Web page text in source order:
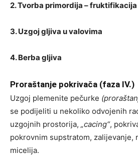
2. Tvorba primordija – fruktifikacija
3. Uzgoj gljiva u valovima
4. Berba gljiva
Proraštanje pokrivača (faza IV.)
Uzgoj plemenite pečurke
se podijeliti u nekoliko odvojenih
uzgojnih prostorija, „cacing“,
pokrovnim supstratom, zalijevanje,
micelija.